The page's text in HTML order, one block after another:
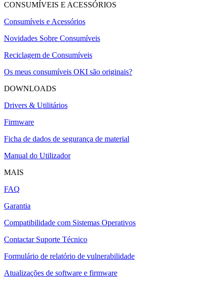
CONSUMÍVEIS E ACESSÓRIOS
Consumíveis e Acessórios
Novidades Sobre Consumíveis
Reciclagem de Consumíveis
Os meus consumíveis OKI são originais?
DOWNLOADS
Drivers & Utilitários
Firmware
Ficha de dados de segurança de material
Manual do Utilizador
MAIS
FAQ
Garantia
Compatibilidade com Sistemas Operativos
Contactar Suporte Técnico
Formulário de relatório de vulnerabilidade
Atualizações de software e firmware